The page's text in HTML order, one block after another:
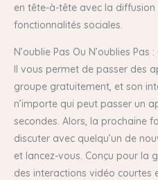
en tête-à-tête avec la diffusion
fonctionnalités sociales.
N’oublie Pas Ou N’oublies Pas
Il vous permet de passer des
groupe gratuitement, et son
n’importe qui peut passer un
secondes. Alors, la prochaine
discuter avec quelqu’un de
et lancez-vous. Conçu pour la
des interactions vidéo courtes